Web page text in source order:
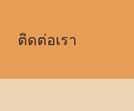
ติดต่อเรา